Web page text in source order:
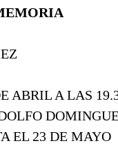
ABRIL A LAS
23 DE MAYO